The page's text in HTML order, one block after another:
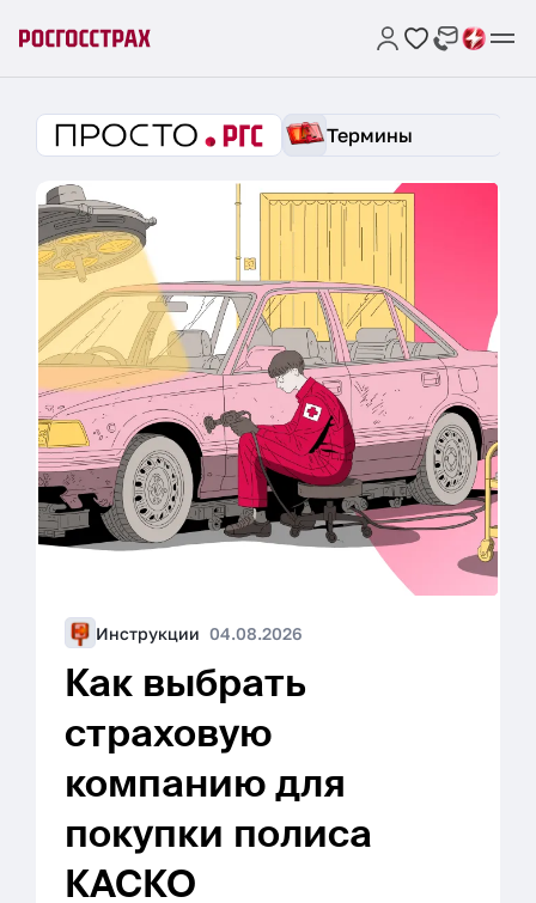
Термины
Инструкции 04.08.2026
Как выбрать
страховую
компанию для
покупки полиса
КАСКО